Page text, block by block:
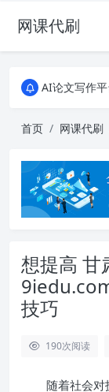
网课代刷
全能网课平台，大
首页 网课代刷
想提高 甘
技巧
190次阅读
随着社会对